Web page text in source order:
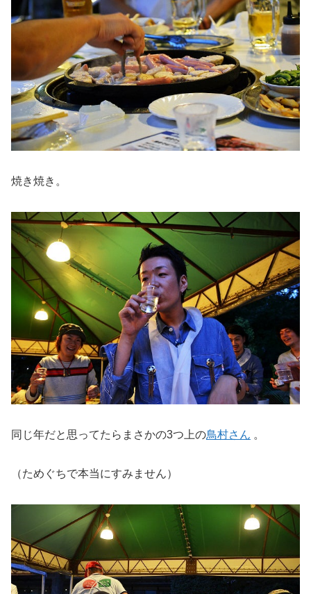
焼き焼き。
同じ年だと思ってたらまさかの3つ上の鳥村さん 。
（ためぐちで本当にすみません）